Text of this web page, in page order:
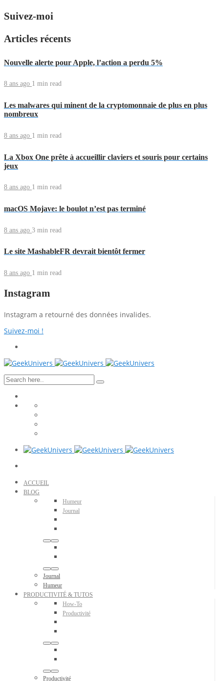
Suivez-moi
Articles récents
Nouvelle alerte pour Apple, l’action a perdu 5%
8 ans ago 1 min read
Les malwares qui minent de la cryptomonnaie de plus en plus
nombreux
8 ans ago 1 min read
La Xbox One prête à accueillir claviers et souris pour certains
jeux
8 ans ago 1 min read
macOS Mojave: le boulot n’est pas terminé
8 ans ago 3 min read
Le site MashableFR devrait bientôt fermer
8 ans ago 1 min read
Instagram
Instagram a retourné des données invalides.
Suivez-moi !
ACCUEIL
BLOG
Humeur
Journal
Journal
Humeur
PRODUCTIVITÉ & TUTOS
How-To
Productivité
Productivité